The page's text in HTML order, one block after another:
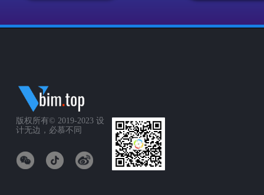
版权所有© 2019-2023 设
计无边，必慕不同